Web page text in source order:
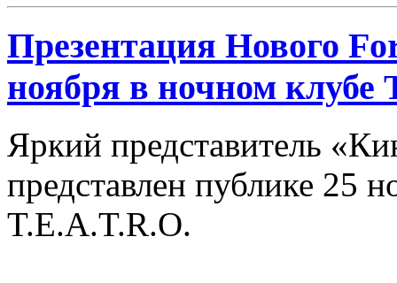
Презентация Нового
ноября в ночном клубе
Яркий представитель
представлен публике 25
T.E.A.T.R.O.